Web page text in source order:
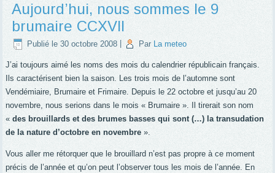
Aujourd’hui, nous sommes le 9
brumaire CCXVII
Publié le 30 octobre 2008 Par La meteo
J’ai toujours aimé les noms des mois du calendrier républicain français.
Ils caractérisent bien la saison. Les trois mois de l’automne sont
Vendémiaire, Brumaire et Frimaire. Depuis le 22 octobre et jusqu’au 20
novembre, nous serions dans le mois « Brumaire ».
Il tirerait son nom
«des brouillards et des brumes basses qui sont (…) la transudation
de la nature d’octobre en novembre ».
Vous aller me rétorquer que le brouillard n’est pas propre à ce moment
précis de l’année et qu’on peut l’observer tous les mois de l’année. En